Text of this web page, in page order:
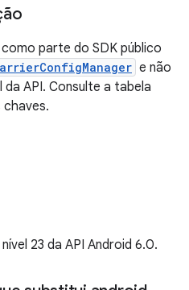
parte do SDK público
e não
API. Consulte a tabela
chaves.
23 da API Android 6.0.